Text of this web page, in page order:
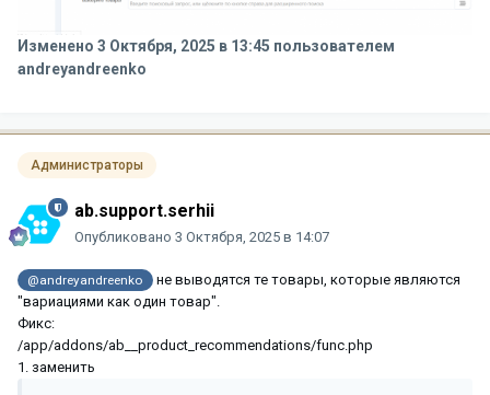
Изменено 3 Октября, 2025 в 13:45 пользователем
andreyandreenko
Администраторы
ab.support.serhii
Опубликовано 3 Октября, 2025 в 14:07
@andreyandreenko
не выводятся те товары, которые являются
"вариациями как один товар".
Фикс:
/app/addons/ab__product_recommendations/func.php
1. заменить